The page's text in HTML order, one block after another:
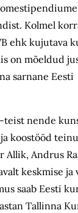
Kolmel
ehk kujutava
on mõeldud
sarnane Eesti
nende
koostööd
Allik, Andrus
keskmise ja
saab Eesti
Tallinna